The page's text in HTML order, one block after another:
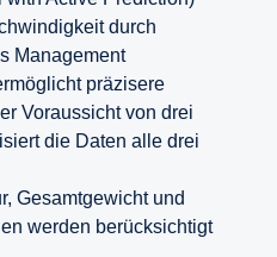
durch
Management
präzisere
Voraussicht von drei
die Daten alle drei
Gesamtgewicht und
werden berücksichtigt